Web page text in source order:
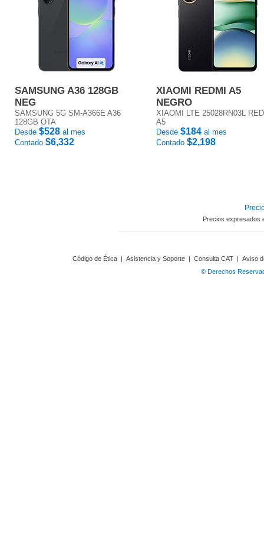
SAMSUNG A36 128GB
NEG
SAMSUNG 5G SM-A366E A36
128GB OTA
Desde $528 al mes
Contado $6,332
XIAOMI REDMI A5
NEGRO
XIAOMI LTE 25028RN03L
A5
Desde $184 al mes
Contado $2,198
Precios expresados
Código de Ética | Asistencia y Soporte | Consulta CAT | Aviso
© Derechos